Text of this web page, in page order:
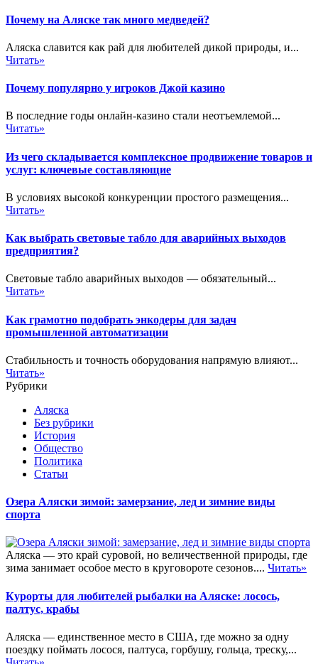
Почему на Аляске так много медведей?
Аляска славится как рай для любителей дикой природы, и...
Читать»
Почему популярно у игроков Джой казино
В последние годы онлайн-казино стали неотъемлемой...
Читать»
Из чего складывается комплексное продвижение товаров и
услуг: ключевые составляющие
В условиях высокой конкуренции простого размещения...
Читать»
Как выбрать световые табло для аварийных выходов
предприятия?
Световые табло аварийных выходов — обязательный...
Читать»
Как грамотно подобрать энкодеры для задач
промышленной автоматизации
Стабильность и точность оборудования напрямую влияют...
Читать»
Рубрики
Аляска
Без рубрики
История
Общество
Политика
Статьи
Озера Аляски зимой: замерзание, лед и зимние виды
спорта
Аляска — это край суровой, но величественной природы, где
зима занимает особое место в круговороте сезонов.... Читать»
Курорты для любителей рыбалки на Аляске: лосось,
палтус, крабы
Аляска — единственное место в США, где можно за одну
поездку поймать лосося, палтуса, горбушу, гольца, треску,...